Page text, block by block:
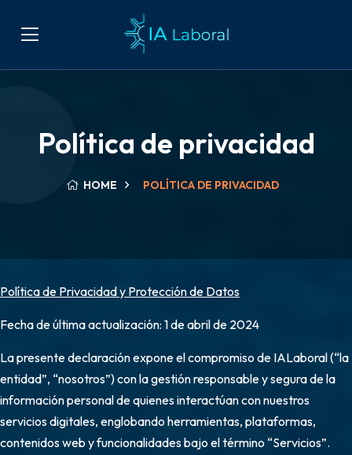
Política de privacidad
HOME POLÍTICA DE PRIVACIDAD
Política de Privacidad y Protección de Datos
Fecha de última actualización: 1 de abril de 2024
La presente declaración expone el compromiso de IALaboral (“la
entidad”, “nosotros”) con la gestión responsable y segura de la
información personal de quienes interactúan con nuestros
servicios digitales, englobando herramientas, plataformas,
contenidos web y funcionalidades bajo el término “Servicios”.